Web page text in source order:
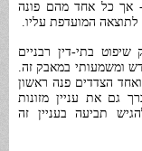
- אך כל אחד מהם פונה
המועדפת עליו.
תיקון מס' 6 לחוק שיפוט בתי-דין רבניים
המהווה פרק חדש ומשמעותי במאבק זה.
הצדדים פנה ראשון
גם את עניין מזונות
תביעה בעניין זה